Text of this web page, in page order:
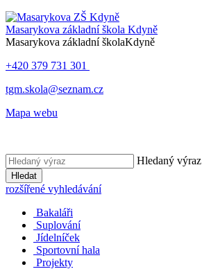
Masarykova základní škola Kdyně
Masarykova základní školaKdyně
+420 379 731 301
tgm.skola@seznam.cz
Mapa webu
Hledaný výraz
Hledat
rozšířené vyhledávání
Bakaláři
Suplování
Jídelníček
Sportovní hala
Projekty